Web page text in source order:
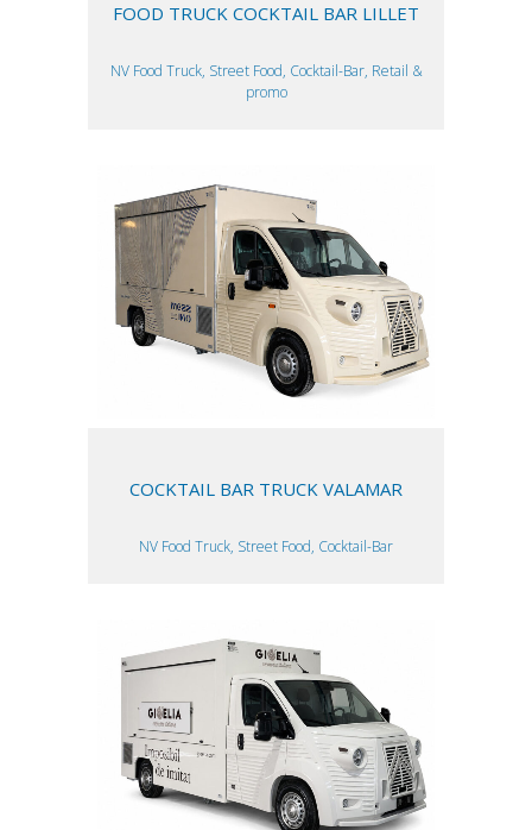
FOOD TRUCK COCKTAIL BAR LILLET
NV Food Truck, Street Food, Cocktail-Bar, Retail &
promo
COCKTAIL BAR TRUCK VALAMAR
NV Food Truck, Street Food, Cocktail-Bar